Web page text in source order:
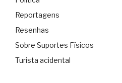
Reportagens
Resenhas
Sobre Suportes Físicos
Turista acidental